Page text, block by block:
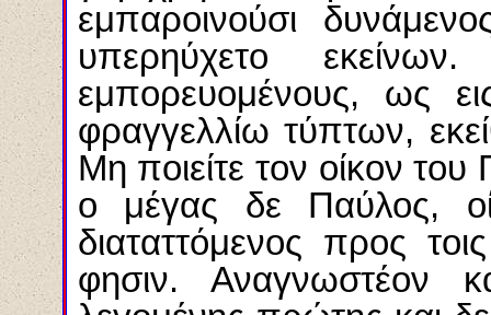
εμπαροινούσι
υπερηύχετο
εμπορευομένους, ως
φραγγελλίω τύπτων,
Μη ποιείτε τον οίκον
ο μέγας δε Παύλος,
διαταττόμενος προς
φησιν. Αναγνωστέον